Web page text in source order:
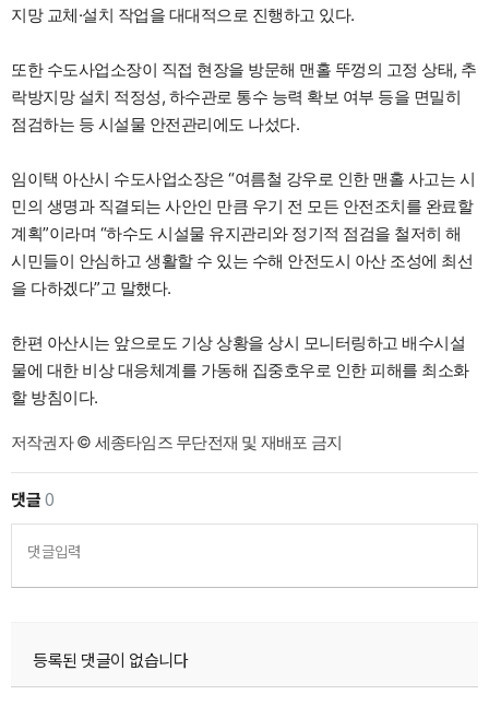
지망 교체·설치 작업을 대대적으로 진행하고 있다.
또한 수도사업소장이 직접 현장을 방문해 맨홀 뚜껑의 고정 상태, 추
락방지망 설치 적정성, 하수관로 통수 능력 확보 여부 등을 면밀히
점검하는 등 시설물 안전관리에도 나섰다.
임이택 아산시 수도사업소장은 “여름철 강우로 인한 맨홀 사고는 시
민의 생명과 직결되는 사안인 만큼 우기 전 모든 안전조치를 완료할
계획”이라며 “하수도 시설물 유지관리와 정기적 점검을 철저히 해
시민들이 안심하고 생활할 수 있는 수해 안전도시 아산 조성에 최선
을 다하겠다”고 말했다.
한편 아산시는 앞으로도 기상 상황을 상시 모니터링하고 배수시설
물에 대한 비상 대응체계를 가동해 집중호우로 인한 피해를 최소화
할 방침이다.
저작권자 © 세종타임즈 무단전재 및 재배포 금지
댓글0
댓글입력
등록된 댓글이 없습니다